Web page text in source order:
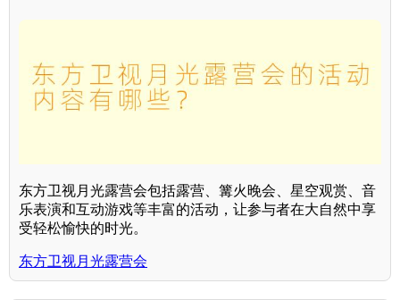
东方卫视月光露营会包括露营、篝火晚会、星空观赏、音
乐表演和互动游戏等丰富的活动，让参与者在大自然中享
受轻松愉快的时光。
东方卫视月光露营会